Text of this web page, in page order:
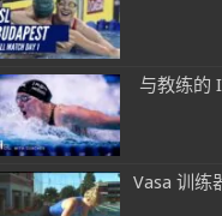
与教练的
Vasa 训练